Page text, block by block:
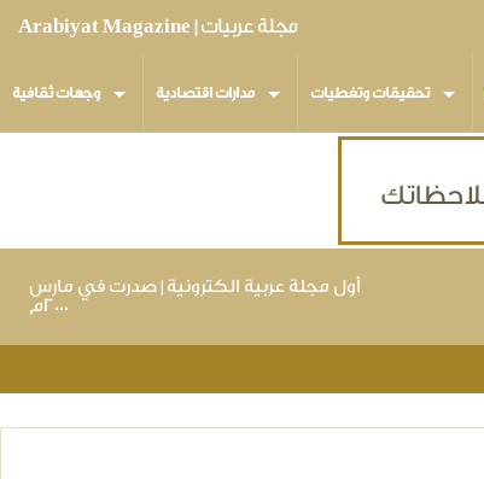
مجلة عربيات | Arabiyat Magazine
وجهات ثقافية مدارات اقتصادية تحقيقات وتغطيات
أول مجلة عربية الكترونية | صدرت في مارس
٢٠٠٠م